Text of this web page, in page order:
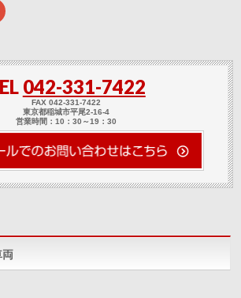
ク
リ
Google+
共
有
ウ
ン
ド
ウ
開
042-331-7422
FAX 042-331-7422
東京都稲城市平尾2-16-4
営業時間：10：30～19：30
両